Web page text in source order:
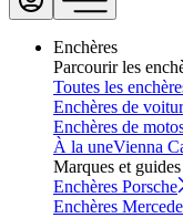
Enchères
Parcourir les
Toutes les
Enchères de
Enchères de
À la uneVienna
Marques et guides
Enchères Porsche
Enchères